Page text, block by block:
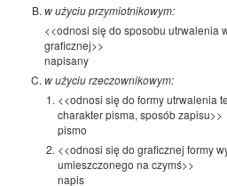
w użyciu przymiotnikowym:
<<odnosi się do sposobu utrwalenia
graficznej>>
napisany
w użyciu rzeczownikowym:
<<odnosi się do formy utrwalenia
charakter pisma, sposób zapisu>>
pismo
<<odnosi się do graficznej formy
umieszczonego na czymś>>
napis